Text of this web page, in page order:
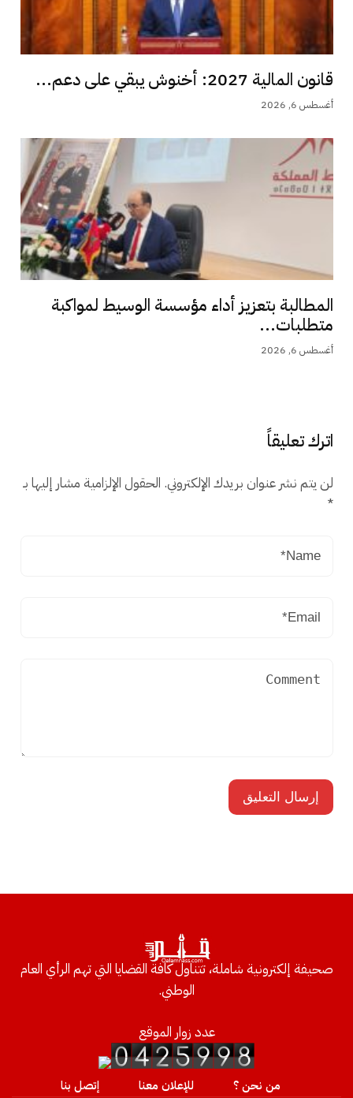
قانون المالية 2027: أخنوش يبقي على دعم...
أغسطس 6, 2026
المطالبة بتعزيز أداء مؤسسة الوسيط لمواكبة
متطلبات...
أغسطس 6, 2026
اترك تعليقاً
لن يتم نشر عنوان بريدك الإلكتروني. الحقول الإلزامية مشار إليها بـ
*
صحيفة إلكترونية شاملة، تتناول كافة القضايا التي تهم الرأي العام
الوطني.
عدد زوار الموقع
من نحن ؟ للإعلان معنا إتصل بنا